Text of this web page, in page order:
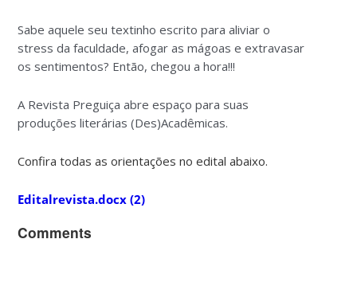
Sabe aquele seu textinho escrito para aliviar o
stress da faculdade, afogar as mágoas e extravasar
os sentimentos? Então, chegou a hora!!!
A Revista Preguiça abre espaço para suas
produções literárias (Des)Acadêmicas.
Confira todas as orientações no edital abaixo.
Editalrevista.docx (2)
Comments